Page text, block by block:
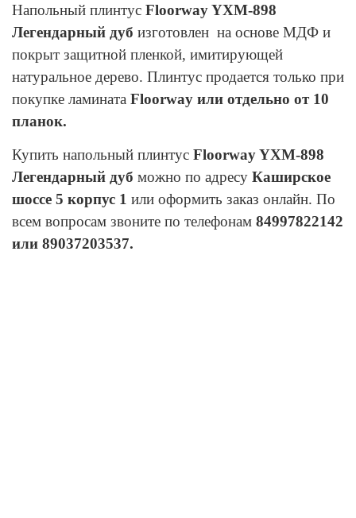
Напольный плинтус Floorway YXM-898
Легендарный дуб изготовлен на основе МДФ и
покрыт защитной пленкой, имитирующей
натуральное дерево. Плинтус продается только при
покупке ламината Floorway или отдельно от 10
планок.
Купить напольный плинтус Floorway YXM-898
Легендарный дуб можно по адресу Каширское
шоссе 5 корпус 1 или оформить заказ онлайн. По
всем вопросам звоните по телефонам 84997822142
или 89037203537.